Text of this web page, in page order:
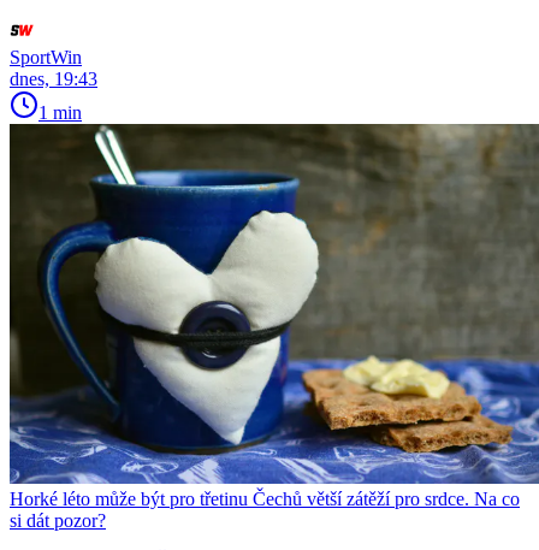
SportWin
dnes, 19:43
1 min
Horké léto může být pro třetinu Čechů větší zátěží pro srdce. Na co
si dát pozor?